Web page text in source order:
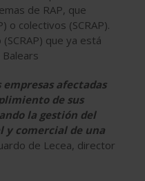
de RAP, que
o colectivos (SCRAP).
que ya está
empresas afectadas
de sus
la gestión del
y comercial de una
de Lecea, director